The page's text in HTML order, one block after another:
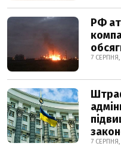
РФ
7 СЕРПНЯ,
7 СЕРПНЯ,